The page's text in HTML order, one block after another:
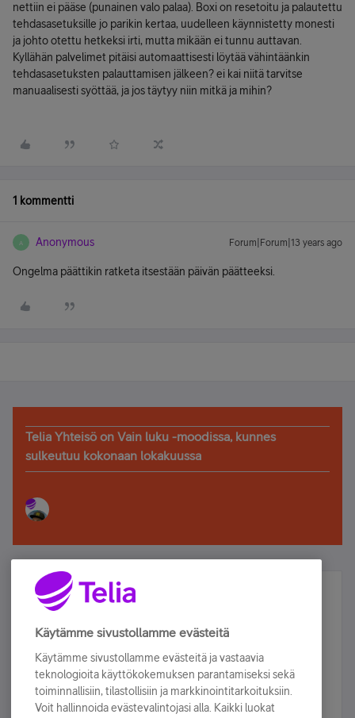
nettiin ei pääse (punainen valo palaa). Boxi on resetoitu ja palautettu
tehdasasetuksille jo parikin kertaa, uudelleen käynnistetty monesti
ja johto otettu hetkeksi irti, mutta mikään ei tunnu auttavan.
Kyllähän palvelimet pitäisi automaattisesti löytää vähintäänkin
tehdasasetuksten palauttamisen jälkeen? ei kai niitä tarvitse
manuaalisesti syöttää, ja jos täytyy niin mitkä ja mihin?
1 kommentti
A Anonymous Forum|Forum|13 years ago
Ongelma päättikin ratketa itsestään päivän päätteeksi.
Telia Yhteisö on Vain luku -moodissa, kunnes
sulkeutuu kokonaan lokakuussa
Älä jää paitsi – osallistu ja voita!
Tilaa Telian uutiskirje ja olet mukana arvonnassa.
sähköpostiisi.
Tilaa nyt
Käytämme sivustollamme evästeitä
Käytämme sivustollamme evästeitä ja vastaavia
teknologioita käyttökokemuksen parantamiseksi sekä
toiminnallisiin, tilastollisiin ja markkinointitarkoituksiin.
Voit hallinnoida evästevalintojasi alla. Kaikki luokat